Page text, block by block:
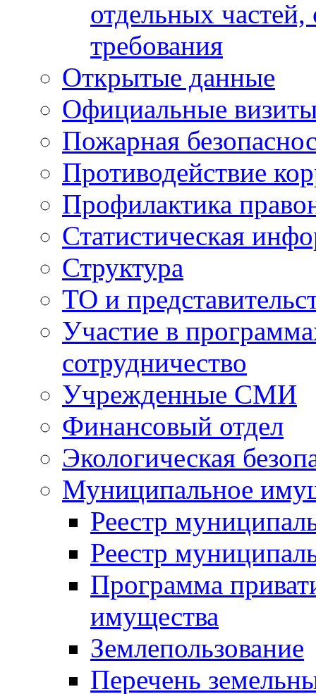
отдельных
требования
Открытые данные
Официальные
Пожарная
Противодействие
Профилактика
Статистическая
Структура
ТО и
Участие в
сотрудничество
Учрежденные СМИ
Финансовый отдел
Экологическая
Муниципальное
Реестр
Реестр
Программа
имущества
Землепользование
Перечень